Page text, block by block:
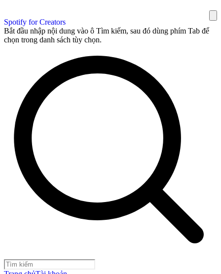
Spotify for Creators
Bắt đầu nhập nội dung vào ô Tìm kiếm, sau đó dùng phím Tab để
chọn trong danh sách tùy chọn.